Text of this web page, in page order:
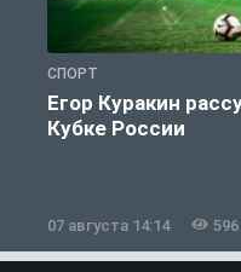
СПОРТ
Егор Куракин
Кубке России
07 августа 14:14 596